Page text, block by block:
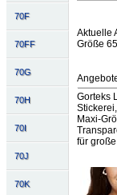
70F
70FF
70G
70H
70I
70J
70K
Aktuelle
Größe
Gorteks
Maxi-
für